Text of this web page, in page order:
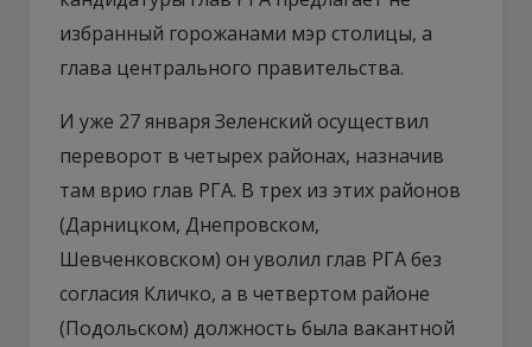
избранный горожанами мэр столицы, а
глава центрального правительства.
И уже 27 января Зеленский осуществил
переворот в четырех районах, назначив
там врио глав РГА. В трех из этих районов
(Дарницком, Днепровском,
Шевченковском) он уволил глав РГА без
согласия Кличко, а в четвертом районе
(Подольском) должность была вакантной